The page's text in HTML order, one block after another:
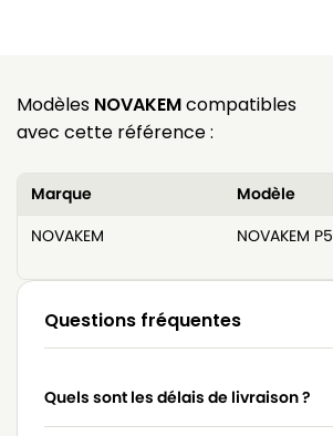
Modèles NOVAKEMcompatibles
avec cette référence :
Marque
Modèle
NOVAKEM
NOVAKEM P5
Questions fréquentes
Quels sont les délais de livraison ?